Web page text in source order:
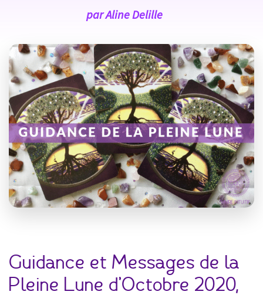
parAline Delille
Guidance et Messages de la
Pleine Lune d’Octobre 2020,